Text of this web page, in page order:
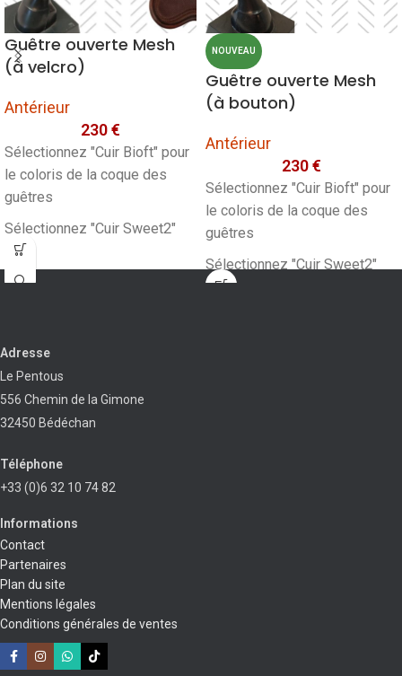
Guêtre ouverte Mesh
(à velcro)
Antérieur
230€
Sélectionnez "Cuir Bioft" pour
le coloris de la coque des
guêtres
Sélectionnez "Cuir Sweet2"
pour le coloris de la Bordure
des guêtres
guêtres
NOUVEAU
Guêtre ouverte Mesh
(à bouton)
Antérieur
230€
Sélectionnez "Cuir Bioft" pour
le coloris de la coque des
guêtres
Sélectionnez "Cuir Sweet2"
pour le coloris de la Bordure
Adresse
Le Pentous
556 Chemin de la Gimone
32450 Bédéchan
Téléphone
+33 (0)6 32 10 74 82
Informations
Contact
Partenaires
Plan du site
Mentions légales
Conditions générales de ventes